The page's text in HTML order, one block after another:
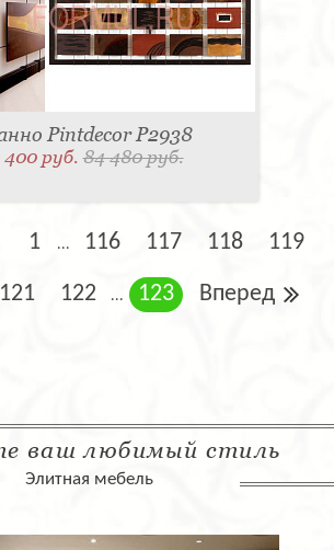
Pintdecor P2938
400 руб.84 480 руб.
1 ... 116 117 118 119
121 122 ... 123 Вперед
ваш любимый стиль
Элитная мебель